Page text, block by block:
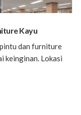
Kayu
dan furniture
keinginan. Lokasi